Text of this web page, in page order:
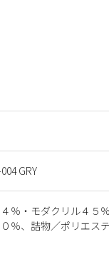
GRY
％・モダクリル４５
％、詰物／ポリエス